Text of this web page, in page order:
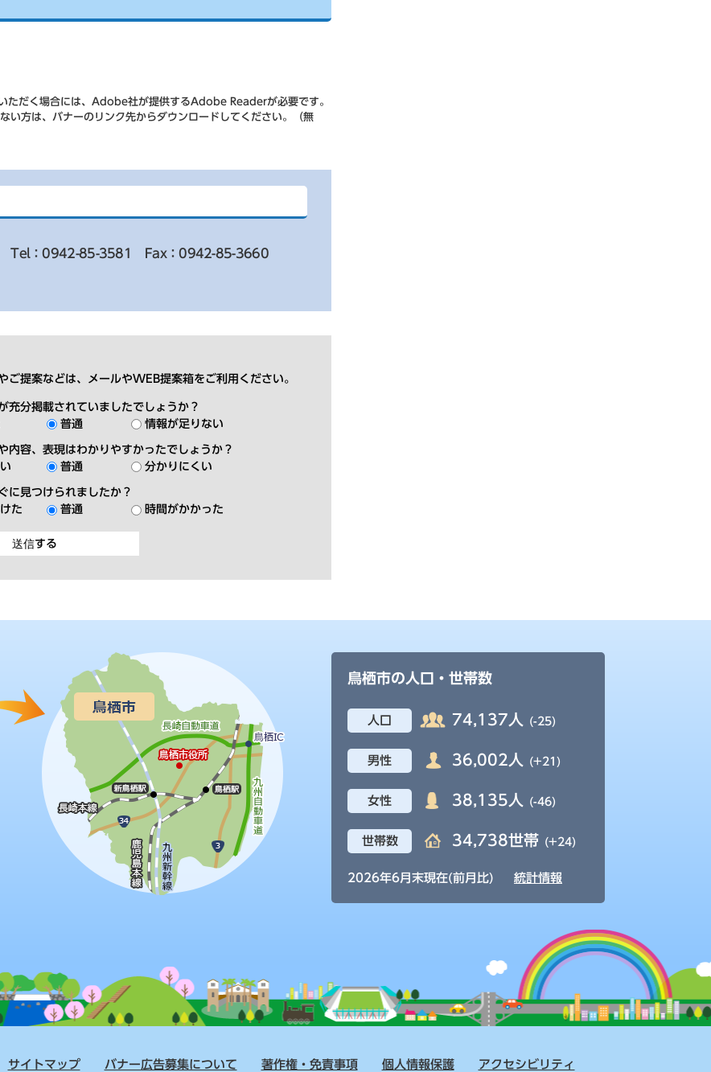
ただく場合には、Adobe社が提供するAdobe Readerが必要です。
方は、バナーのリンク先からダウンロードしてください。（無
Tel：0942-85-3581 Fax：0942-85-3660
ご提案などは、メールやWEB提案箱をご利用ください。
充分掲載されていましたでしょうか？
普通 情報が足りない
内容、表現はわかりやすかったでしょうか？
普通 分かりにくい
に見つけられましたか？
た
普通 時間がかかった
鳥栖市の人口・世帯数
人口 74,137人 (-25)
男性 36,002人 (+21)
女性 38,135人 (-46)
世帯数 34,738世帯 (+24)
2026年6月末現在(前月比) 統計情報
サイトマップ バナー広告募集について 著作権・免責事項 個人情報保護 アクセシビリティ